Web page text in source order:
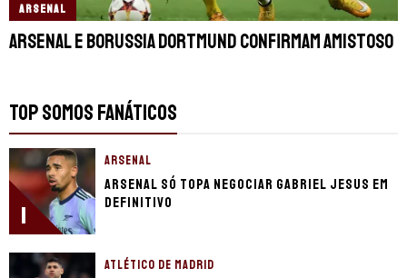
ARSENAL
Arsenal e Borussia Dortmund confirmam amistoso
TOP SOMOS FANÁTICOS
1
ARSENAL
Arsenal só topa negociar Gabriel Jesus em
definitivo
ATLÉTICO DE MADRID